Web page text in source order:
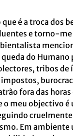
é a troca dos
e torno-
do Humano
tribos de
fora das horas
o meu objectivo
Em ambiente